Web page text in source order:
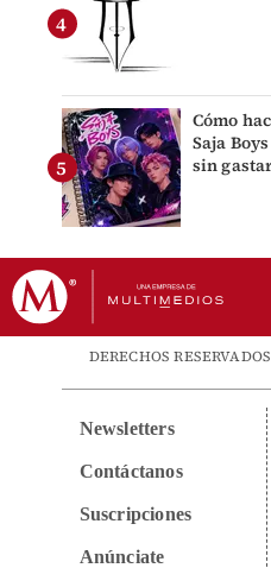
Cómo
Saja
sin
DERECHOS
Newsletters
Contáctanos
Suscripciones
Anúnciate